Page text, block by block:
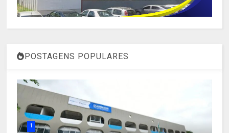
POSTAGENS POPULARES
1